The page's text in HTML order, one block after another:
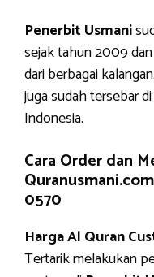
Penerbit Usmani
sejak tahun 2009
dari berbagai
juga sudah tersebar
Indonesia.
Cara Order dan
0570
Harga Al Quran
Tertarik melakukan